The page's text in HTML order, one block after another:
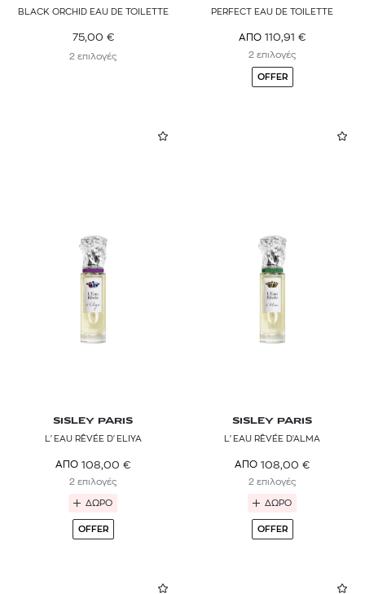
BLACK ORCHID EAU DE TOILETTE
75,00 €
2 επιλογές
PERFECT EAU DE TOILETTE
ΑΠΟ 110,91 €
2 επιλογές
OFFER
SISLEY PARIS
L'EAU RÊVÉE D'ELIYA
ΑΠΟ 108,00 €
2 επιλογές
ΔΩΡΟ
OFFER
SISLEY PARIS
L'EAU RÊVÉE D'ALMA
ΑΠΟ 108,00 €
2 επιλογές
ΔΩΡΟ
OFFER